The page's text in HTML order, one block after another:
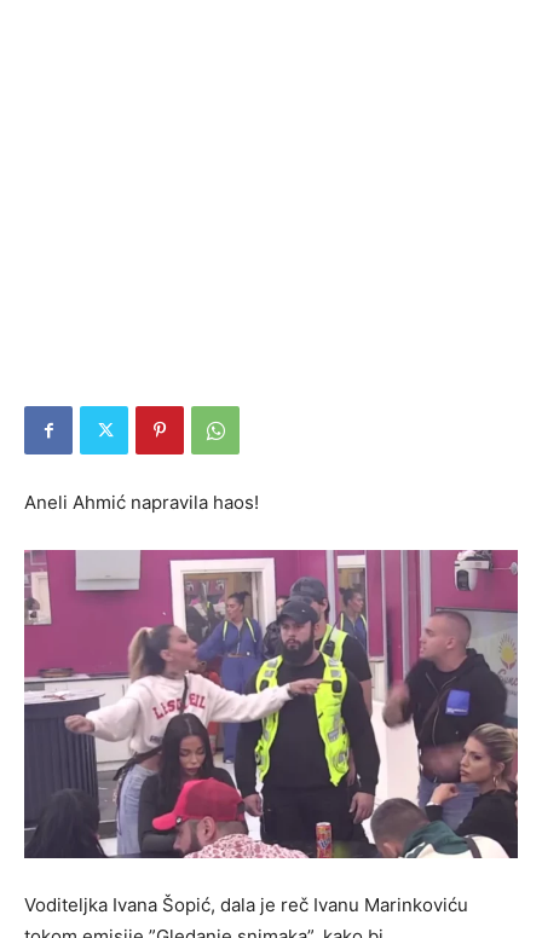
Aneli Ahmić napravila haos!
Voditeljka Ivana Šopić, dala je reč Ivanu Marinkoviću